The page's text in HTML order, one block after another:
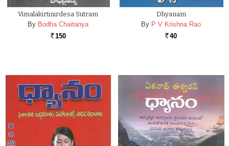
Vimalakirtinirdesa Sutram
By Bodha Chaitanya
Rs. 150
Dhyanam
By P V Krishna Rao
Rs. 40